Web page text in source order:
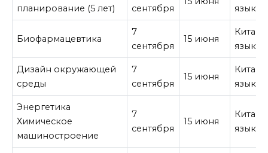
планирование (5 лет)
сентября
язык
Биофармацевтика
7
сентября
15 июня
язык
Дизайн окружающей
среды
7
сентября
15 июня
язык
Энергетика
Химическое
машиностроение
7
сентября
15 июня
язык